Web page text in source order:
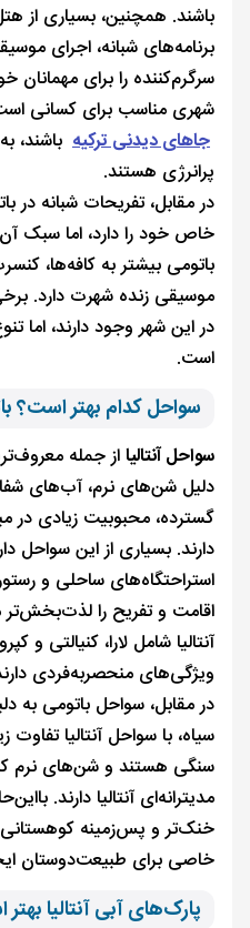
برنامه‌های شبانه، اجرای
سرگرم‌کننده را برای مهمانان
شهری مناسب برای کسانی است
جاهای دیدنی ترکیه باشند،
پرانرژی هستند.
در مقابل، تفریحات شبانه در
خاص خود را دارد، اما سبک آن
باتومی بیشتر به کافه‌ها،
موسیقی زنده شهرت دارد.
در این شهر وجود دارند، اما
است.
سواحل کدام بهتر است؟
سواحل آنتالیااز جمله
دلیل شن‌های نرم، آب‌های
گسترده، محبوبیت زیادی در
دارند. بسیاری از این سواحل
استراحتگاه‌های ساحلی و
اقامت و تفریح را
آنتالیا شامل لارا، کنیالتی و
ویژگی‌های منحصربه‌فردی
در مقابل، سواحل باتومی به
سیاه، با سواحل آنتالیا
سنگی هستند و شن‌های نرم
مدیترانه‌ای آنتالیا دارند.
خنک‌تر و پس‌زمینه
خاصی برای طبیعت‌دوستان
پارک‌های آبی آنتالیا